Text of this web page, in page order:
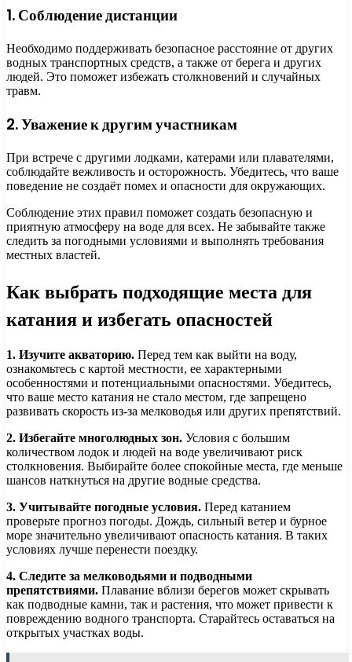
1. Соблюдение дистанции
Необходимо поддерживать безопасное расстояние от других
водных транспортных средств, а также от берега и других
людей. Это поможет избежать столкновений и случайных
травм.
2. Уважение к другим участникам
При встрече с другими лодками, катерами или плавателями,
соблюдайте вежливость и осторожность. Убедитесь, что ваше
поведение не создаёт помех и опасности для окружающих.
Соблюдение этих правил поможет создать безопасную и
приятную атмосферу на воде для всех. Не забывайте также
следить за погодными условиями и выполнять требования
местных властей.
Как выбрать подходящие места для
катания и избегать опасностей
1. Изучите акваторию. Перед тем как выйти на воду,
ознакомьтесь с картой местности, ее характерными
особенностями и потенциальными опасностями. Убедитесь,
что ваше место катания не стало местом, где запрещено
развивать скорость из-за мелководья или других препятствий.
2. Избегайте многолюдных зон. Условия с большим
количеством лодок и людей на воде увеличивают риск
столкновения. Выбирайте более спокойные места, где меньше
шансов наткнуться на другие водные средства.
3. Учитывайте погодные условия. Перед катанием
проверьте прогноз погоды. Дождь, сильный ветер и бурное
море значительно увеличивают опасность катания. В таких
условиях лучше перенести поездку.
4. Следите за мелководьями и подводными
препятствиями. Плавание вблизи берегов может скрывать
как подводные камни, так и растения, что может привести к
повреждению водного транспорта. Старайтесь оставаться на
открытых участках воды.